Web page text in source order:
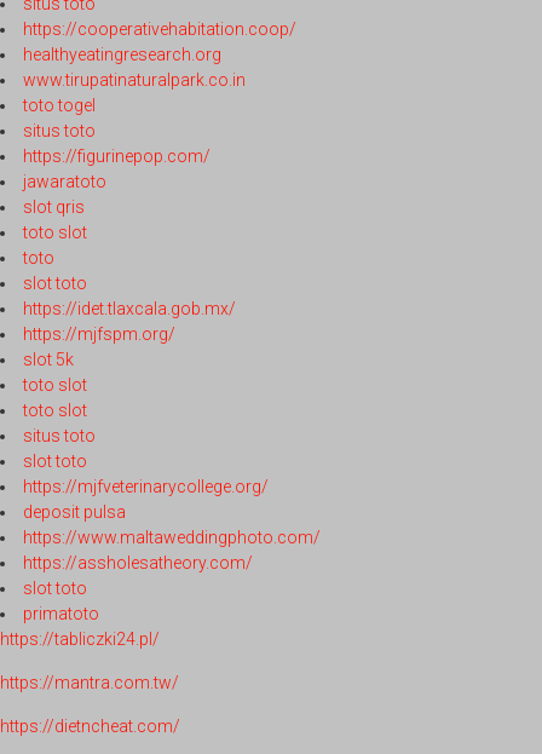
https://cooperativehabitation.coop/
healthyeatingresearch.org
www.tirupatinaturalpark.co.in
toto togel
situs toto
https://figurinepop.com/
jawaratoto
slot qris
toto slot
toto
slot toto
https://idet.tlaxcala.gob.mx/
https://mjfspm.org/
slot 5k
toto slot
toto slot
situs toto
slot toto
https://mjfveterinarycollege.org/
deposit pulsa
https://www.maltaweddingphoto.com/
https://assholesatheory.com/
slot toto
primatoto
https://tabliczki24.pl/
https://mantra.com.tw/
https://dietncheat.com/